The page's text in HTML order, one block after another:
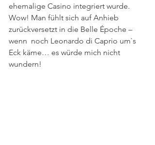
ehemalige Casino integriert wurde.
Wow! Man fühlt sich auf Anhieb
zurückversetzt in die Belle Époche –
wenn  noch Leonardo di Caprio um`s
Eck käme… es würde mich nicht
wundern!